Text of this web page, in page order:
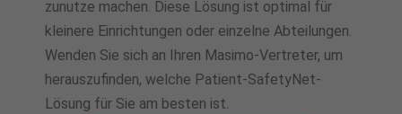
zunutze machen. Diese Lösung ist optimal für
kleinere Einrichtungen oder einzelne Abteilungen.
Wenden Sie sich an Ihren Masimo-Vertreter, um
herauszufinden, welche Patient-SafetyNet-
Lösung für Sie am besten ist.